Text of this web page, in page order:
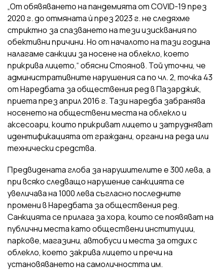
„От обявяването на пандемията от COVID-19 през
2020 г. до отмяната ѝ през 2023 г. не следяхме
стриктно за спазването на тези изисквания по
обективни причини. Но от началото на тази година
налагаме санкции за носене на облекло, което
прикрива лицето,“ обясни Стоянов. Той уточни, че
административните нарушения са по чл. 2, точка 43
от Наредбата за обществения ред в Пазарджик,
приета през април 2016 г. Тази наредба забранява
носенето на обществени места на облекло и
аксесоари, които прикриват лицето и затрудняват
идентификацията от граждани, органи на реда или
технически средства.
Предвидената глоба за нарушителите е 300 лева, а
при всяко следващо нарушение санкцията се
увеличава на 1000 лева съгласно последните
промени в Наредбата за обществения ред.
Санкцията се прилага за хора, които се появяват на
публични места като обществени институции,
паркове, магазини, автобуси и места за отдих с
облекло, което закрива лицето и пречи на
установяването на самоличността им.